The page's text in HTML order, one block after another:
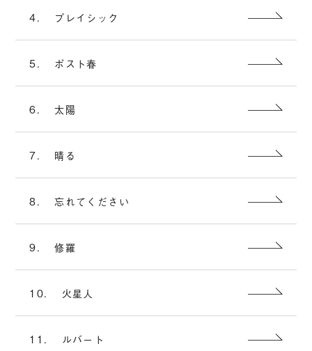
4. プレイシック
5. ポスト春
6. 太陽
7. 晴る
8. 忘れてください
9. 修羅
10. 火星人
11. ルバート